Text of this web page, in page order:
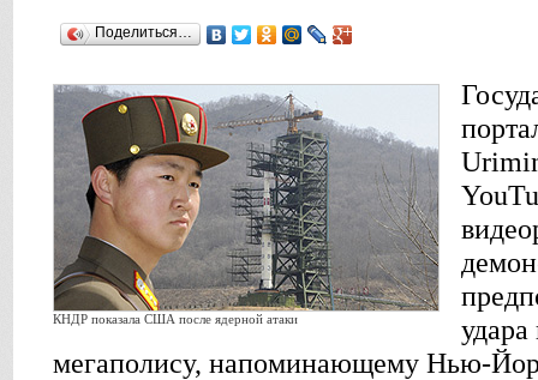
Поделиться…
КНДР показала США после ядерной атаки
мегаполису, напоминающему Нью-